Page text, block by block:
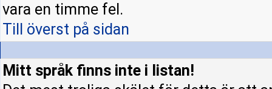
vara en timme fel.
Till överst på sidan
Mitt språk finns inte i listan!